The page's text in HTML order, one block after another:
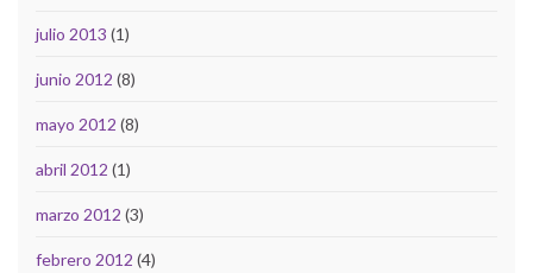
julio 2013 (1)
junio 2012 (8)
mayo 2012 (8)
abril 2012 (1)
marzo 2012 (3)
febrero 2012 (4)